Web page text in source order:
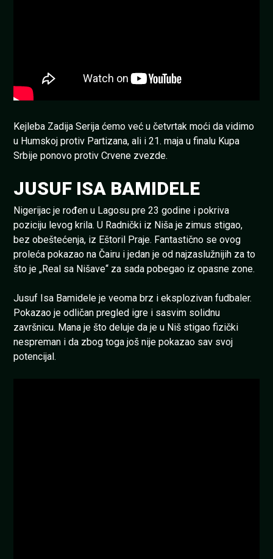
Kejleba Zadija Serija ćemo već u četvrtak moći da vidimo
u Humskoj protiv Partizana, ali i 21. maja u finalu Kupa
Srbije ponovo protiv Crvene zvezde.
JUSUF ISA BAMIDELE
Nigerijac je rođen u Lagosu pre 23 godine i pokriva
poziciju levog krila. U Radnički iz Niša je zimus stigao,
bez obeštećenja, iz Eštoril Praje. Fantastično se ovog
proleća pokazao na Čairu i jedan je od najzaslužnijih za to
što je „Real sa Nišave“ za sada pobegao iz opasne zone.
Jusuf Isa Bamidele je veoma brz i eksplozivan fudbaler.
Pokazao je odličan pregled igre i sasvim solidnu
završnicu. Mana je što deluje da je u Niš stigao fizički
nespreman i da zbog toga još nije pokazao sav svoj
potencijal.